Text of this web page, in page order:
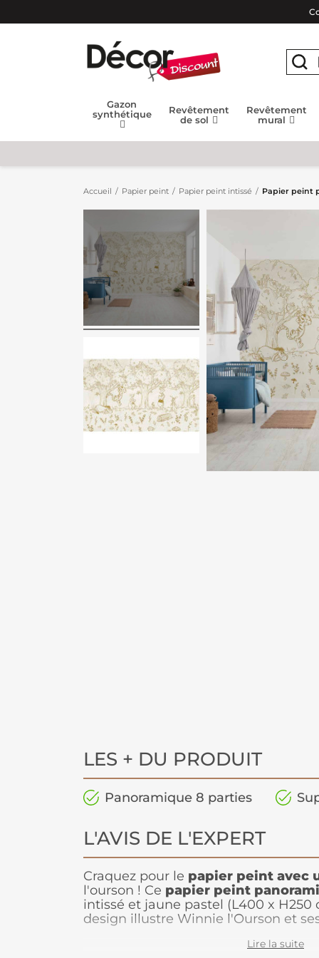
Gazon
synthétique
Revêtement
de sol
Revêtement
mural
Accueil Papier peint Papier peint intissé Papier peint
LES + DU PRODUIT
Panoramique 8 parties
L'AVIS DE L'EXPERT
Craquez pour le papier peint avec
l'ourson ! Ce papier peint
intissé et jaune pastel (L400 x H250
design illustre Winnie l'Ourson et
miel et vivant des aventuresLire la suite